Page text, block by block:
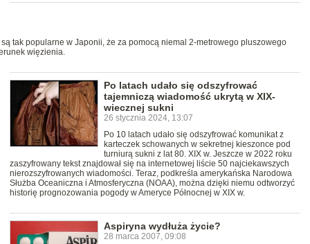
tak popularne w Japonii, że za pomocą niemal 2-metrowego pluszowego
więzienia.
Po latach udało się odszyfrować
tajemniczą wiadomość ukrytą w XIX-
wiecznej sukni
26 stycznia 2024, 13:07
Po 10 latach udało się odszyfrować komunikat z
karteczek schowanych w sekretnej kieszonce pod
turniurą sukni z lat 80. XIX w. Jeszcze w 2022 roku
zaszyfrowany tekst znajdował się na internetowej liście 50 najciekawszych
nierozszyfrowanych wiadomości. Teraz, podkreśla amerykańska Narodowa
Służba Oceaniczna i Atmosferyczna (NOAA), można dzięki niemu odtworzyć
historię prognozowania pogody w Ameryce Północnej w XIX w.
Aspiryna wydłuża życie?
28 marca 2007, 09:08